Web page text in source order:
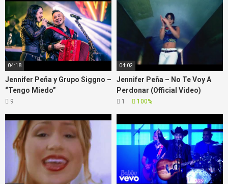
04:18
Jennifer Peña y Grupo Siggno –
“Tengo Miedo”
9
04:02
Jennifer Peña – No Te Voy A
Perdonar (Official Video)
1 100%